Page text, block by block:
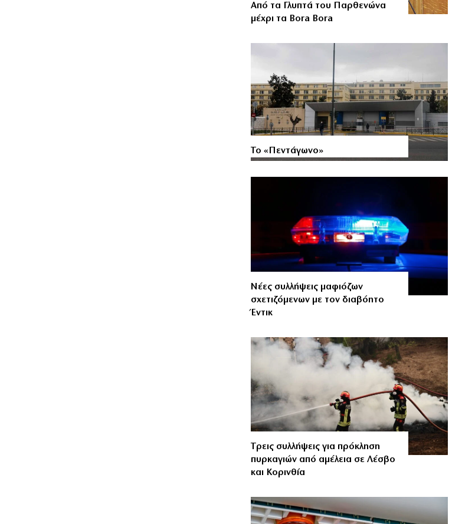
Από τα Γλυπτά του Παρθενώνα
μέχρι τα Bora Bora
Το «Πεντάγωνο»
Νέες συλλήψεις μαφιόζων
σχετιζόμενων με τον διαβόητο
Έντικ
Tρεις συλλήψεις για πρόκληση
πυρκαγιών από αμέλεια σε Λέσβο
και Κορινθία